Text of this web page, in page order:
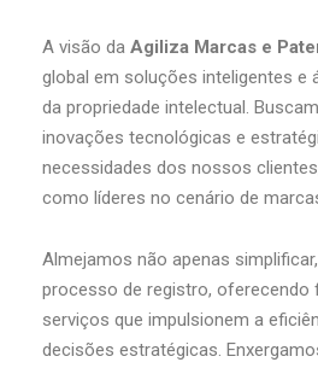
A visão da Agiliza Marcas e
global em soluções inteligentes e
da propriedade intelectual.
inovações tecnológicas e
necessidades dos nossos
como líderes no cenário de
Almejamos não apenas
processo de registro, oferecendo
serviços que impulsionem a
decisões estratégicas.